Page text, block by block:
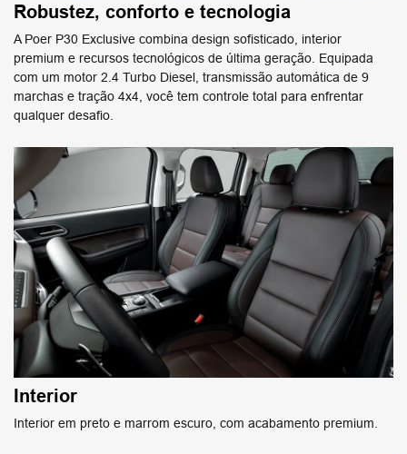
Robustez, conforto e tecnologia
A Poer P30 Exclusive combina design sofisticado, interior
premium e recursos tecnológicos de última geração. ​Equipada
com um motor 2.4 Turbo Diesel, transmissão automática de 9
marchas e tração 4x4, você tem controle total para enfrentar
qualquer desafio.
Interior
Interior em preto e marrom escuro, com acabamento premium.